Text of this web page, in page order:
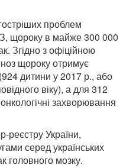
проблем
щороку в майже 300 000
Згідно з офіційною
щороку отримує
дитини у 2017 р., або
віку), а для 312
захворювання
реєстру України,
серед українських
головного мозку.